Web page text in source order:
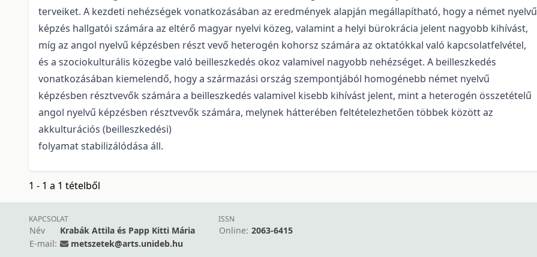
terveiket. A kezdeti nehézségek vonatkozásában az eredmények alapján megállapítható, hogy a német nyelvű
képzés hallgatói számára az eltérő magyar nyelvi közeg, valamint a helyi bürokrácia jelent nagyobb kihívást,
míg az angol nyelvű képzésben részt vevő heterogén kohorsz számára az oktatókkal való kapcsolatfelvétel,
és a szociokulturális közegbe való beilleszkedés okoz valamivel nagyobb nehézséget. A beilleszkedés
vonatkozásában kiemelendő, hogy a származási ország szempontjából homogénebb német nyelvű
képzésben résztvevők számára a beilleszkedés valamivel kisebb kihívást jelent, mint a heterogén összetételű
angol nyelvű képzésben résztvevők számára, melynek hátterében feltételezhetően többek között az
akkulturációs (beilleszkedési)
folyamat stabilizálódása áll.
1 - 1 a 1 tételből
KAPCSOLAT
Név
Krabák Attila és Papp Kitti Mária
E-mail:
metszetek@arts.unideb.hu
ISSN
Online: 2063-6415